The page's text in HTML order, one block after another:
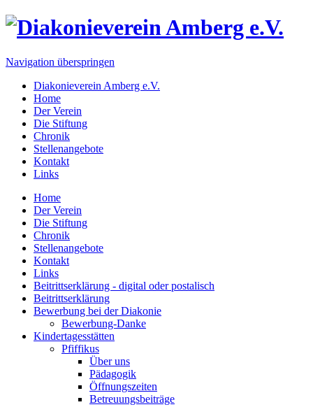
Navigation überspringen
Diakonieverein Amberg e.V.
Home
Der Verein
Die Stiftung
Chronik
Stellenangebote
Kontakt
Links
Home
Der Verein
Die Stiftung
Chronik
Stellenangebote
Kontakt
Links
Beitrittserklärung - digital oder postalisch
Beitrittserklärung
Bewerbung bei der Diakonie
Bewerbung-Danke
Kindertagesstätten
Pfiffikus
Über uns
Pädagogik
Öffnungszeiten
Betreuungsbeiträge